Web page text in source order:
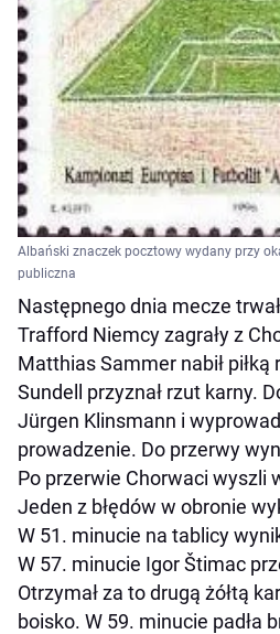
Albański znaczek pocztowy wydany przy
publiczna
Następnego dnia mecze
Trafford Niemcy zagrały z
Matthias Sammer nabił
Sundell przyznał rzut karny.
Jürgen Klinsmann i
prowadzenie. Do przerwy
Po przerwie Chorwaci wyszli
Jeden z błędów w obronie
W 51. minucie na tablicy
W 57. minucie Igor Štimac
Otrzymał za to drugą żółtą
boisko. W 59. minucie padła